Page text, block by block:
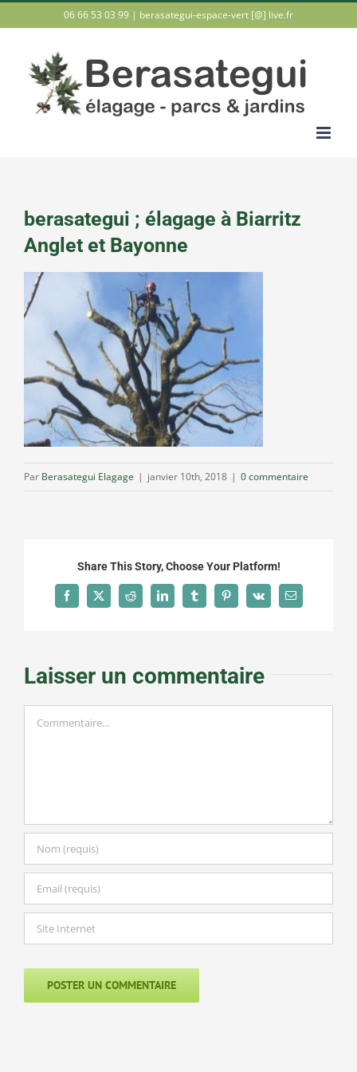
contenu
06 66 53 03 99 | berasategui-espace-vert [@] live.fr
berasategui ; élagage à Biarritz
Anglet et Bayonne
Par Berasategui Elagage | janvier 10th, 2018 | 0 commentaire
Share This Story, Choose Your Platform!
Facebook
X Reddit LinkedInTumblrPinterest
Vk Email
Laisser un commentaire
Commentaire